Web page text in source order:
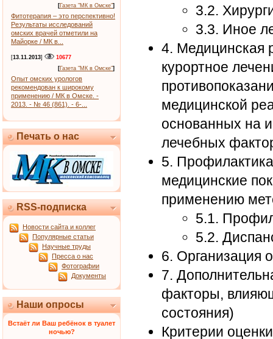
[Газета "МК в Омске"]
Фитотерапия – это перспективно!
Результаты исследований
омских врачей отметили на
Майорке / МК в...
[13.11.2013]
10677
[Газета "МК в Омске"]
Опыт омских урологов
рекомендован к широкому
применению / МК в Омске. -
2013. - № 46 (861). - 6-...
Печать о нас
RSS-подписка
Новости сайта и коллег
Популярные статьи
Научные труды
Пресса о нас
Фотографии
Документы
Наши опросы
Встаёт ли Ваш ребёнок в туалет
ночью?
3.2.
3.3. Иное
4. Медицинская
курортное
медицинской
основанных на
лечебных
5.
медицинские
применению
5.1.
5.2.
6. Организация
7.
факторы,
состояния)
Критерии